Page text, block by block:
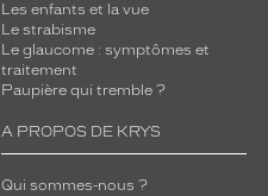
Les enfants et la vue
Le strabisme
Le glaucome : symptômes et
traitement
Paupière qui tremble ?
A PROPOS DE KRYS
Qui sommes-nous ?